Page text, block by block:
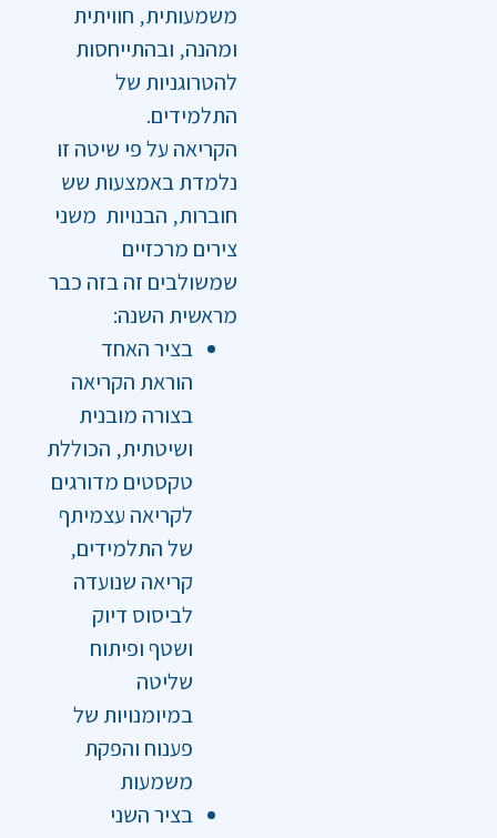
משמעותית‚ חוויתית
ומהנה‚ ובהתייחסות
להטרוגניות של
התלמידים.
הקריאה על פי שיטה זו
נלמדת באמצעות שש
חוברות‚ הבנויות משני
צירים מרכזיים
שמשולבים זה בזה כבר
מראשית השנה:
בציר האחד
הוראת הקריאה
בצורה מובנית
ושיטתית‚ הכוללת
טקסטים מדורגים
לקריאה עצמיתף
של התלמידים‚
קריאה שנועדה
לביסוס דיוק
ושטף ופיתוח
שליטה
במיומנויות של
פענוח והפקת
משמעות
בציר השני